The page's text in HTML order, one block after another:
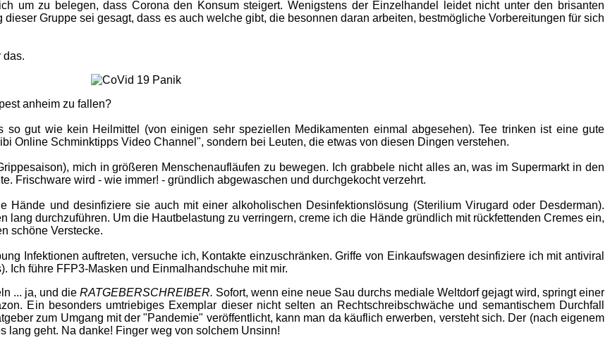
um zu belegen, dass Corona den Konsum steigert. Wenigstens der Einzelhandel leidet nicht unter den brisanten
Gruppe sei gesagt, dass es auch welche gibt, die besonnen daran arbeiten, bestmögliche Vorbereitungen für sich
das.
anheim zu fallen?
gut wie kein Heilmittel (von einigen sehr speziellen Medikamenten einmal abgesehen). Tee trinken ist eine gute
Online Schminktipps Video Channel", sondern bei Leuten, die etwas von diesen Dingen verstehen.
mich in größeren Menschenaufläufen zu bewegen. Ich grabbele nicht alles an, was im Supermarkt in den
Frischware wird - wie immer! - gründlich abgewaschen und durchgekocht verzehrt.
Hände und desinfiziere sie auch mit einer alkoholischen Desinfektionslösung (Sterilium Virugard oder Desderman).
durchzuführen. Um die Hautbelastung zu verringern, creme ich die Hände gründlich mit rückfettenden Cremes ein,
schöne Verstecke.
Infektionen auftreten, versuche ich, Kontakte einzuschränken. Griffe von Einkaufswagen desinfiziere ich mit antiviral
Ich führe FFP3-Masken und Einmalhandschuhe mit mir.
... ja, und die RATGEBERSCHREIBER. Sofort, wenn eine neue Sau durchs mediale Weltdorf gejagt wird, springt einer
Ein besonders umtriebiges Exemplar dieser nicht selten an Rechtschreibschwäche und semantischem Durchfall
zum Umgang mit der "Pandemie" veröffentlicht, kann man da käuflich erwerben, versteht sich. Der (nach eigenem
lang geht. Na danke! Finger weg von solchem Unsinn!